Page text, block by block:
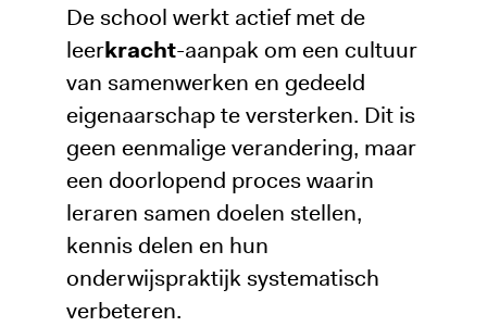
De school werkt actief met de
leerkracht-aanpak om een cultuur
van samenwerken en gedeeld
eigenaarschap te versterken. Dit is
geen eenmalige verandering, maar
een doorlopend proces waarin
leraren samen doelen stellen,
kennis delen en hun
onderwijspraktijk systematisch
verbeteren.